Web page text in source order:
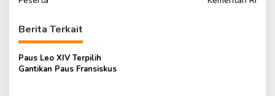
v
i
g
a
s
Berita Terkait
Paus Leo XIV Terpilih
Gantikan Paus Fransiskus